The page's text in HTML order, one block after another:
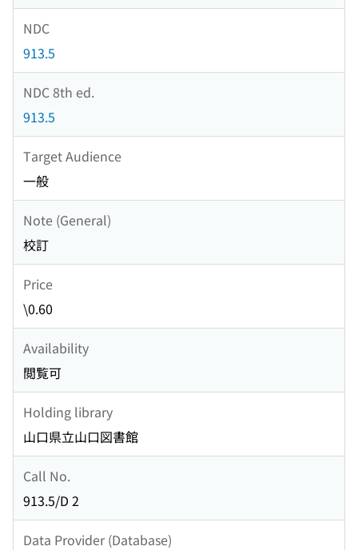
NDC
913.5
NDC 8th ed.
913.5
Target Audience
一般
Note (General)
校訂
Price
\0.60
Availability
閲覧可
Holding library
山口県立山口図書館
Call No.
913.5/D 2
Data Provider (Database)